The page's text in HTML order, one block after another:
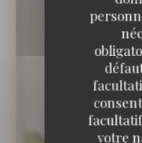
votre